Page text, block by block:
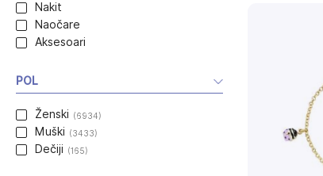
Nakit
Naočare
Aksesoari
POL
Ženski (6934)
Muški (3433)
Dečiji (165)